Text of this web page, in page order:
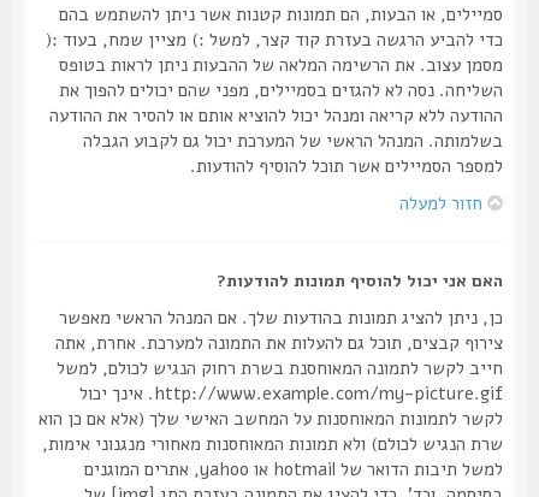
סמיילים, או הבעות, הם תמונות קטנות אשר ניתן להשתמש בהם
כדי להביע הרגשה בעזרת קוד קצר, למשל :) מציין שמח, בעוד :(
מסמן עצוב. את הרשימה המלאה של ההבעות ניתן לראות בטופס
השליחה. נסה לא להגזים בסמיילים, מפני שהם יכולים להפוך את
ההודעה ללא קריאה ומנהל יכול להוציא אותם או להסיר את ההודעה
בשלמותה. המנהל הראשי של המערכת יכול גם לקבוע הגבלה
למספר הסמיילים אשר תוכל להוסיף להודעות.
חזור למעלה
האם אני יכול להוסיף תמונות להודעות?
כן, ניתן להציג תמונות בהודעות שלך. אם המנהל הראשי מאפשר
צירוף קבצים, תוכל גם להעלות את התמונה למערכת. אחרת, אתה
חייב לקשר לתמונה המאוחסנת בשרת רחוק הנגיש לכולם, למשל
http://www.example.com/my-picture.gif. אינך יכול
לקשר לתמונות המאוחסנות על המחשב האישי שלך (אלא אם כן הוא
שרת הנגיש לכולם) ולא תמונות המאוחסנות מאחורי מנגנוני אימות,
למשל תיבות הדואר של hotmail או yahoo, אתרים המוגנים